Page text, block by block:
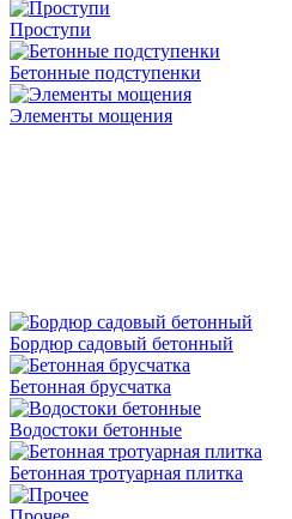
Проступи
Бетонные подступенки
Элементы мощения
Бордюр садовый бетонный
Бетонная брусчатка
Водостоки бетонные
Бетонная тротуарная плитка